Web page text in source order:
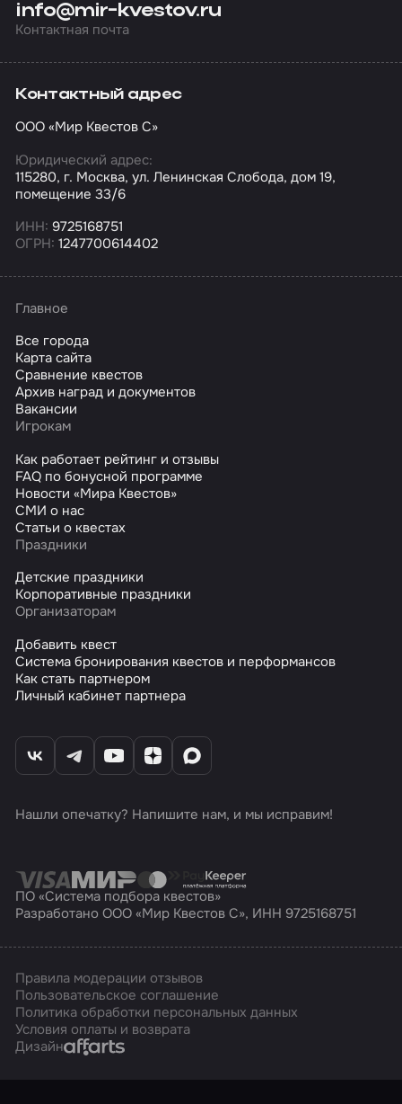
info@mir-kvestov.ru
Контактная почта
Контактный адрес
ООО «Мир Квестов С»
Юридический адрес:
115280, г. Москва, ул. Ленинская Слобода, дом 19,
помещение 33/6
ИНН: 9725168751
ОГРН: 1247700614402
Главное
Все города
Карта сайта
Сравнение квестов
Архив наград и документов
Вакансии
Игрокам
Как работает рейтинг и отзывы
FAQ по бонусной программе
Новости «Мира Квестов»
СМИ о нас
Статьи о квестах
Праздники
Детские праздники
Корпоративные праздники
Организаторам
Добавить квест
Система бронирования квестов и перформансов
Как стать партнером
Личный кабинет партнера
Нашли опечатку? Напишите нам, и мы исправим!
ПО «Система подбора квестов»
Разработано ООО «Мир Квестов С», ИНН 9725168751
Правила модерации отзывов
Пользовательское соглашение
Политика обработки персональных данных
Условия оплаты и возврата
ДизайнAffarts